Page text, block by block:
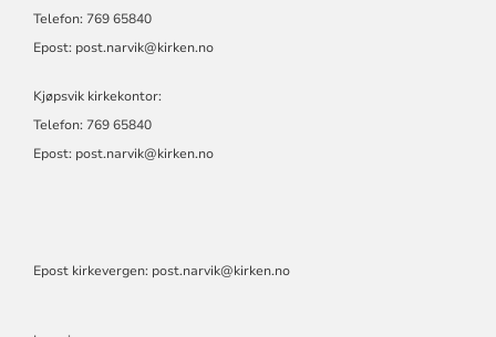
Telefon: 769 65840
Epost: post.narvik@kirken.no
Kjøpsvik kirkekontor:
Telefon: 769 65840
Epost: post.narvik@kirken.no
Epost kirkevergen: post.narvik@kirken.no